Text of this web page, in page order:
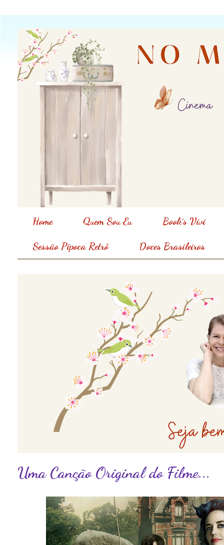
Home Quem Sou Eu Book´s Vivi
Sessão Pipoca Retrô Doces Brasileiros
Uma Canção Original do Filme...